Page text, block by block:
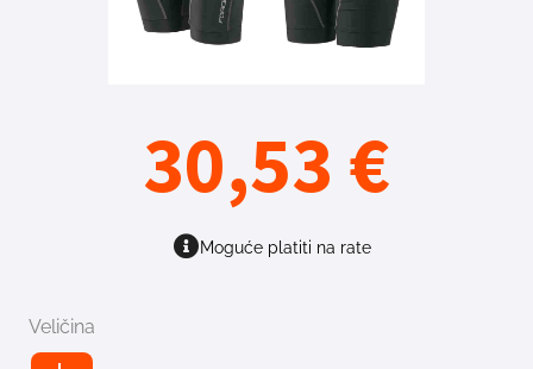
30,53€
Moguće platiti na rate
Veličina